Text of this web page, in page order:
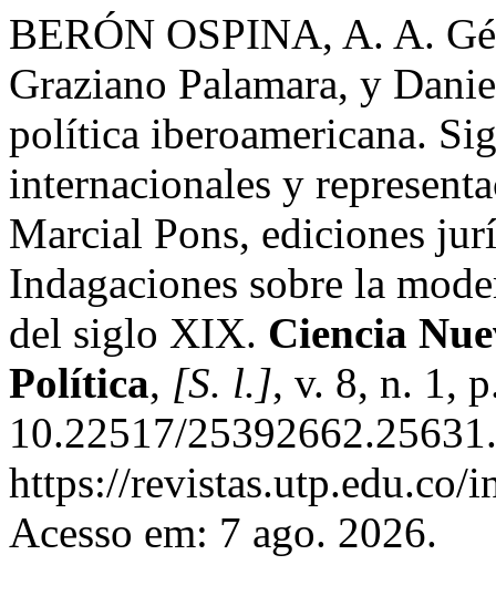
BERÓN OSPINA, A. A.
Graziano Palamara, y
política iberoamericana.
internacionales y
Marcial Pons, ediciones
Indagaciones sobre la
del siglo XIX. Ciencia
Política, [S. l.], v. 8, n. 1,
10.22517/
https://
Acesso em: 7 ago. 2026.